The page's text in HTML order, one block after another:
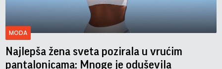
MODA
Najlepša žena sveta pozirala u vrućim
pantalonicama: Mnoge je oduševila